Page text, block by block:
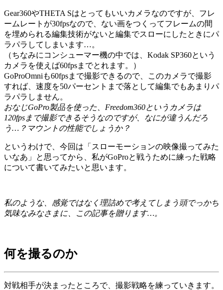
Gear360やTHETA Sはとってもいいカメラなのですが、フレ
ームレートが30fpsなので、ない画をつくってフレームの間
を埋められる編集技術がないと編集でスローにしたときにパ
ラパラしてしまいます…。
（ちなみにコンシューマー機の中では、Kodak SP360という
カメラを使えば60fpsまでとれます。）
GoProOmniも60fpsまで撮影できるので、このカメラで撮影
すれば、速度を50パーセントまで落として編集でもあまりパ
ラパラしません。
おなじGoPro製品を使った、Freedom360というカメラは
120fpsまで撮影できるそうなのですが、なにが違うんだろ
う…？マウントの性能でしょうか？
というわけで、今回は「スローモーションの映像撮ってみた
いなあ」と思ってから、私がGoProと戦うために練った戦略
について書いてみたいと思います。
私のような、感覚ではなく理詰めで考えてしまう頭でっかち
気味なみなさまに、この記事を贈ります…。
何を撮るのか
対戦相手が決まったところで、撮影戦略を練っていきます。